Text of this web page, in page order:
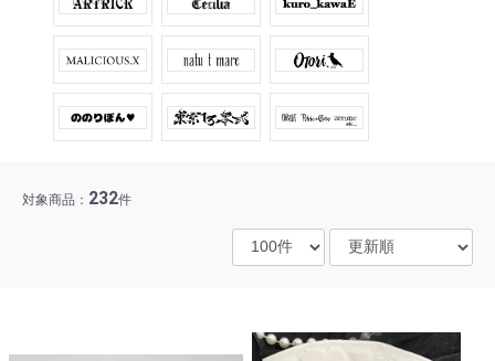
対象商品： 232件